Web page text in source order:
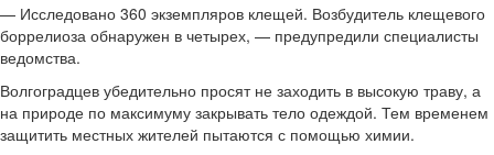
— Исследовано 360 экземпляров клещей. Возбудитель клещевого
боррелиоза обнаружен в четырех, — предупредили специалисты
ведомства.
Волгоградцев убедительно просят не заходить в высокую траву, а
на природе по максимуму закрывать тело одеждой. Тем временем
защитить местных жителей пытаются с помощью химии.